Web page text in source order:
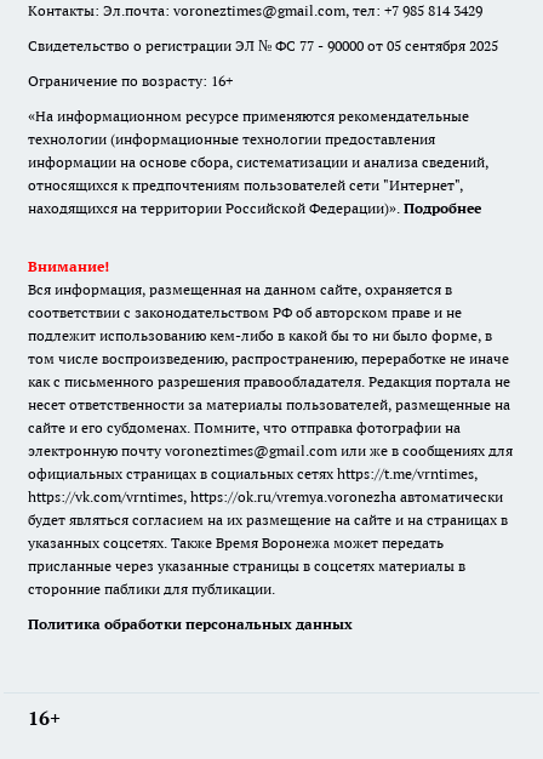
Контакты: Эл.почта: voroneztimes@gmail.com, тел: +7 985 814 3429
Свидетельство о регистрации ЭЛ № ФС 77 - 90000 от 05 сентября 2025
Ограничение по возрасту: 16+
«На информационном ресурсе применяются рекомендательные
технологии (информационные технологии предоставления
информации на основе сбора, систематизации и анализа сведений,
относящихся к предпочтениям пользователей сети "Интернет",
находящихся на территории Российской Федерации)». Подробнее
Внимание!
Вся информация, размещенная на данном сайте, охраняется в
соответствии с законодательством РФ об авторском праве и не
подлежит использованию кем-либо в какой бы то ни было форме, в
том числе воспроизведению, распространению, переработке не иначе
как с письменного разрешения правообладателя. Редакция портала не
несет ответственности за материалы пользователей, размещенные на
сайте и его субдоменах. Помните, что отправка фотографии на
электронную почту voroneztimes@gmail.com или же в сообщениях для
официальных страницах в социальных сетях https://t.me/vrntimes,
https://vk.com/vrntimes, https://ok.ru/vremya.voronezha автоматически
будет являться согласием на их размещение на сайте и на страницах в
указанных соцсетях. Также Время Воронежа может передать
присланные через указанные страницы в соцсетях материалы в
сторонние паблики для публикации.
Политика обработки персональных данных
16+